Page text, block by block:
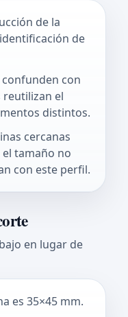
de la
de
con
el
distintos.
cercanas
tamaño no
con este perfil.
en lugar de
es 35×45 mm.